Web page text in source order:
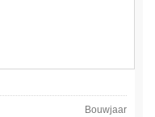
Bouwjaar